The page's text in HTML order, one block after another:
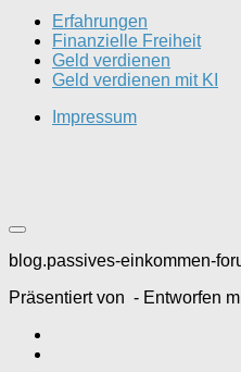
Erfahrungen
Finanzielle Freiheit
Geld verdienen
Geld verdienen mit KI
Impressum
blog.passives-einkommen-
Präsentiert von - Entworfen